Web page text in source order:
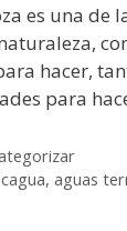
es una de
hacer,
para
, aguas